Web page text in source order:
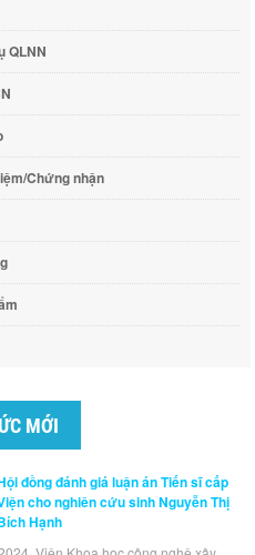
QLNN
Chứng nhận
MỚI
đồng đánh giá luận án Tiến sĩ cấp
cho nghiên cứu sinh Nguyễn Thị
Hạnh